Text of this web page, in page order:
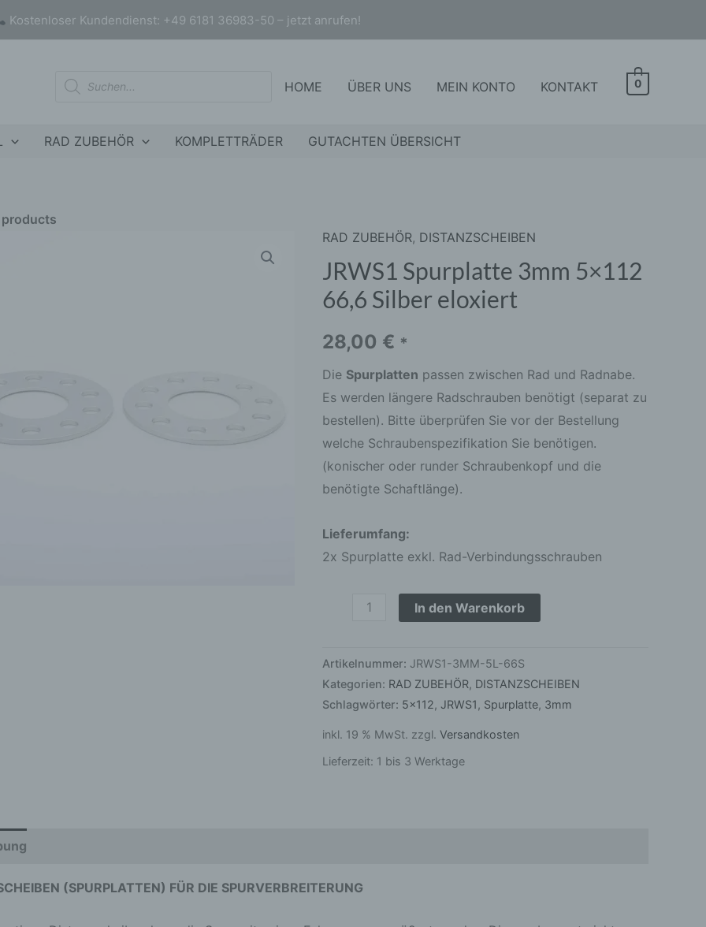
Kostenloser Kundendienst: +49 6181 36983-50 – jetzt anrufen!
Products
search
HOME ÜBER UNS MEIN KONTO KONTAKT 0
RAD ZUBEHÖR KOMPLETTRÄDER GUTACHTEN ÜBERSICHT
products
RAD ZUBEHÖR, DISTANZSCHEIBEN
JRWS1 Spurplatte 3mm 5×112
66,6 Silber eloxiert
28,00 € *
Die Spurplatten passen zwischen Rad und Radnabe.
Es werden längere Radschrauben benötigt (separat zu
bestellen). Bitte überprüfen Sie vor der Bestellung
welche Schraubenspezifikation Sie benötigen.
(konischer oder runder Schraubenkopf und die
benötigte Schaftlänge).
Lieferumfang:
2x Spurplatte exkl. Rad-Verbindungsschrauben
JRWS1
Spurplatte
3mm
5x112
66,6
Silber
eloxiert
Menge
In den Warenkorb
Artikelnummer: JRWS1-3MM-5L-66S
Kategorien: RAD ZUBEHÖR, DISTANZSCHEIBEN
Schlagwörter: 5x112, JRWS1 , Spurplatte, 3mm
inkl. 19 % MwSt. zzgl.Versandkosten
Lieferzeit: 1 bis 3 Werktage
(SPURPLATTEN) FÜR DIE SPURVERBREITERUNG